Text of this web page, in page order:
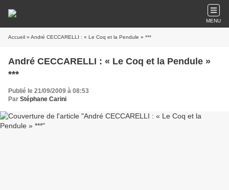
MENU
Accueil » André CECCARELLI : « Le Coq et la Pendule » ***
André CECCARELLI : « Le Coq et la Pendule »
***
Publié le 21/09/2009 à 08:53
Par Stéphane Carini